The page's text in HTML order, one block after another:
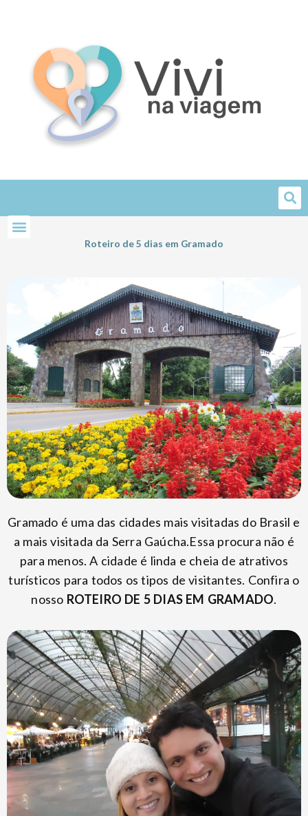
Roteiro de 5 dias em Gramado
Gramado é uma das cidades mais visitadas do Brasil e
a mais visitada da Serra Gaúcha.Essa procura não é
para menos. A cidade é linda e cheia de atrativos
turísticos para todos os tipos de visitantes. Confira o
nosso ROTEIRO DE 5 DIAS EM GRAMADO.